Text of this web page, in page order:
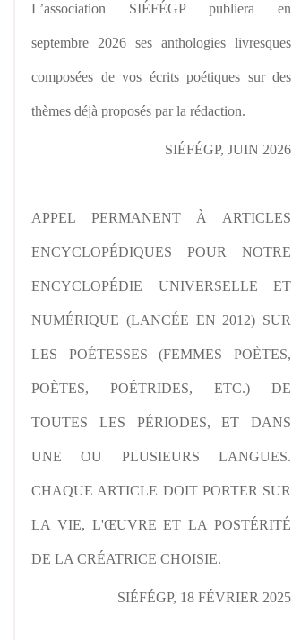
L’association SIÉFÉGP publiera en
septembre 2026 ses anthologies livresques
composées de vos écrits poétiques sur des
thèmes déjà proposés par la rédaction.
SIÉFÉGP, JUIN 2026
APPEL PERMANENT À ARTICLES
ENCYCLOPÉDIQUES POUR NOTRE
ENCYCLOPÉDIE UNIVERSELLE ET
NUMÉRIQUE (LANCÉE EN 2012) SUR
LES POÉTESSES (FEMMES POÈTES,
POÈTES, POÉTRIDES, ETC.) DE
TOUTES LES PÉRIODES, ET DANS
UNE OU PLUSIEURS LANGUES.
CHAQUE ARTICLE DOIT PORTER SUR
LA VIE, L'ŒUVRE ET LA POSTÉRITÉ
DE LA CRÉATRICE CHOISIE.
SIÉFÉGP, 18 FÉVRIER 2025